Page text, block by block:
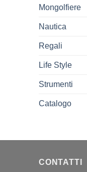
Mongolfiere
Nautica
Regali
Life Style
Strumenti
Catalogo
CONTATTI